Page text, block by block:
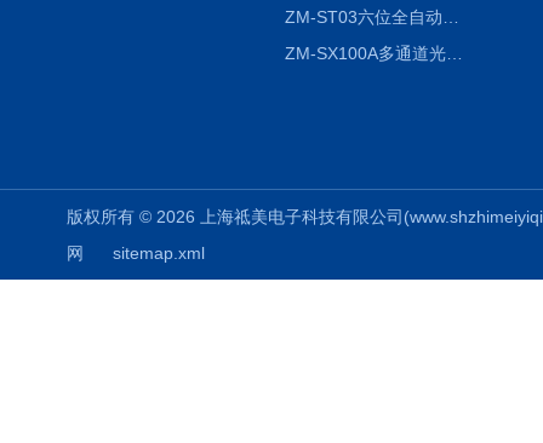
ZM-SX100A多通道光催化反应仪
版权所有 © 2026 上海祗美电子科技有限公司
网
sitemap.xml